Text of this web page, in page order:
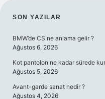
SIDEBAR
SON YAZILAR
BMW’de CS ne anlama gelir ?
Ağustos 6, 2026
Kot pantolon ne kadar sürede
Ağustos 5, 2026
Avant-garde sanat nedir ?
Ağustos 4, 2026